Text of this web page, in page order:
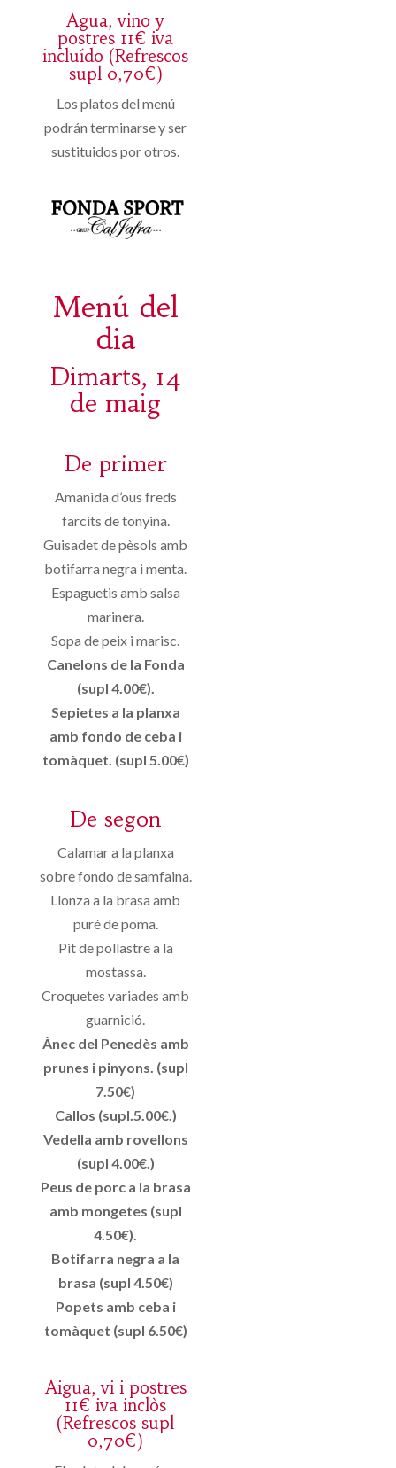
Agua, vino y
postres 11€ iva
incluído (Refrescos
supl 0,70€)
Los platos del menú
podrán terminarse y ser
sustituidos por otros.
Menú del
dia
Dimarts, 14
de maig
De primer
Amanida d’ous freds
farcits de tonyina.
Guisadet de pèsols amb
botifarra negra i menta.
Espaguetis amb salsa
marinera.
Sopa de peix i marisc.
Canelons de la Fonda
(supl 4.00€).
Sepietes a la planxa
amb fondo de ceba i
tomàquet. (supl 5.00€)
De segon
Calamar a la planxa
sobre fondo de samfaina.
Llonza a la brasa amb
puré de poma.
Pit de pollastre a la
mostassa.
Croquetes variades amb
guarnició.
Ànec del Penedès amb
prunes i pinyons. (supl
7.50€)
Callos (supl.5.00€.)
Vedella amb rovellons
(supl 4.00€.)
Peus de porc a la brasa
amb mongetes (supl
4.50€).
Botifarra negra a la
brasa (supl 4.50€)
Popets amb ceba i
tomàquet (supl 6.50€)
Aigua, vi i postres
11€ iva inclòs
(Refrescos supl
0,70€)